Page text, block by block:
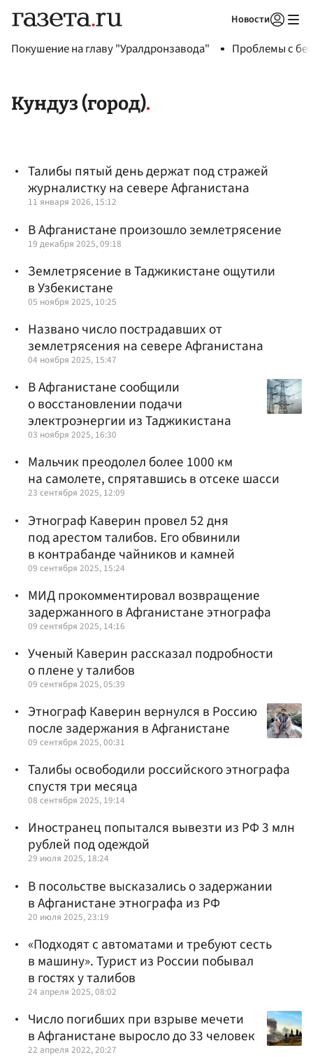
Новости
Покушение на главу "Уралдронзавода" Проблемы с
Кундуз (город)
Талибы пятый день держат под стражей
журналистку на севере Афганистана
11 января 2026, 15:12
В Афганистане произошло землетрясение
19 декабря 2025, 09:18
Землетрясение в Таджикистане ощутили
в Узбекистане
05 ноября 2025, 10:25
Названо число пострадавших от
землетрясения на севере Афганистана
04 ноября 2025, 15:47
В Афганистане сообщили
о восстановлении подачи
электроэнергии из Таджикистана
03 ноября 2025, 16:30
Мальчик преодолел более 1000 км
на самолете, спрятавшись в отсеке шасси
23 сентября 2025, 12:09
Этнограф Каверин провел 52 дня
под арестом талибов. Его обвинили
в контрабанде чайников и камней
09 сентября 2025, 15:24
МИД прокомментировал возвращение
задержанного в Афганистане этнографа
09 сентября 2025, 14:16
Ученый Каверин рассказал подробности
о плене у талибов
09 сентября 2025, 05:39
Этнограф Каверин вернулся в Россию
после задержания в Афганистане
09 сентября 2025, 00:31
Талибы освободили российского этнографа
спустя три месяца
08 сентября 2025, 19:14
Иностранец попытался вывезти из РФ 3 млн
рублей под одеждой
29 июля 2025, 18:24
В посольстве высказались о задержании
в Афганистане этнографа из РФ
20 июля 2025, 23:19
«Подходят с автоматами и требуют сесть
в машину». Турист из России побывал
в гостях у талибов
24 апреля 2025, 08:02
Число погибших при взрыве мечети
в Афганистане выросло до 33 человек
22 апреля 2022, 20:27